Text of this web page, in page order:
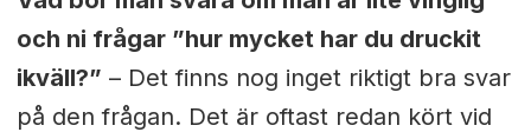
och ni frågar ”hur mycket har du druckit
ikväll?” – Det finns nog inget riktigt bra svar
på den frågan. Det är oftast redan kört vid